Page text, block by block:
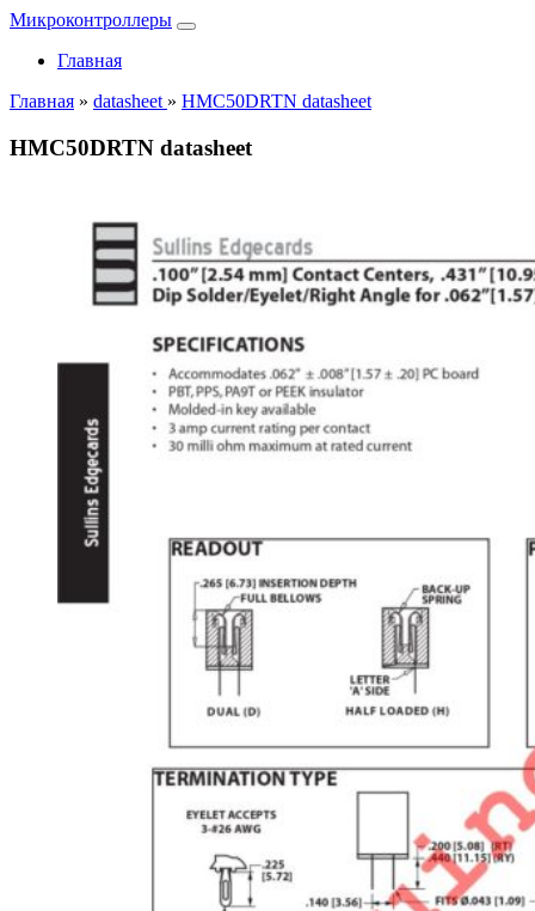
Микроконтроллеры
Главная
Главная » datasheet » HMC50DRTN datasheet
HMC50DRTN datasheet